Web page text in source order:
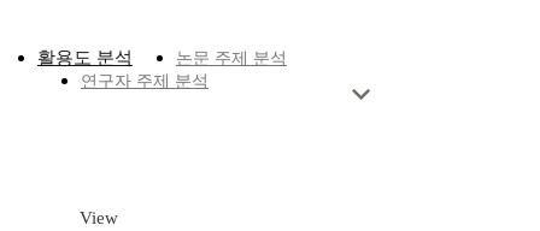
활용도 분석
논문 주제 분석
연구자 주제 분석
View